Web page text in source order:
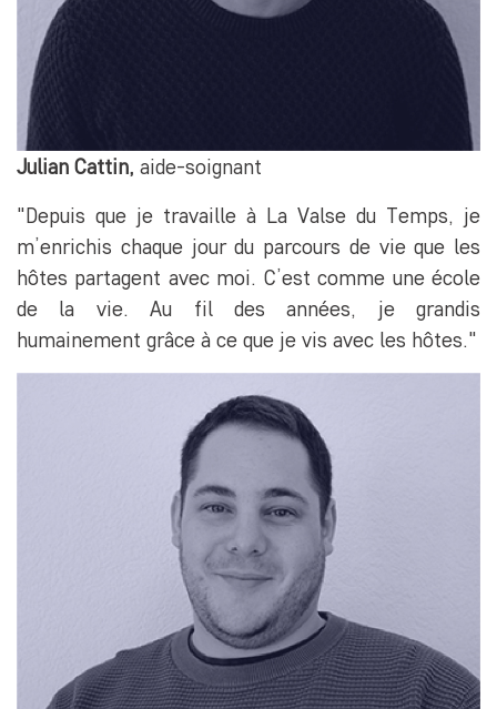
Julian Cattin, aide-soignant
"Depuis que je travaille à La Valse du Temps, je
m’enrichis chaque jour du parcours de vie que les
hôtes partagent avec moi. C’est comme une école
de la vie. Au fil des années, je grandis
humainement grâce à ce que je vis avec les hôtes."